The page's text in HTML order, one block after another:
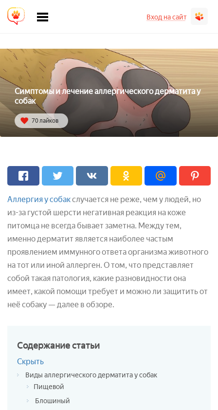
Вход на сайт
Симптомы и лечение аллергического дерматита у
собак
70 лайков
Аллергия у собакслучается не реже, чем у людей, но
из-за густой шерсти негативная реакция на коже
питомца не всегда бывает заметна. Между тем,
именно дерматит является наиболее частым
проявлением иммунного ответа организма животного
на тот или иной аллерген. О том, что представляет
собой такая патология, какие разновидности она
имеет, какой помощи требует и можно ли защитить от
неё собаку — далее в обзоре.
Содержаниестатьи
Скрыть
Виды аллергического дерматита у собак
Пищевой
Блошиный